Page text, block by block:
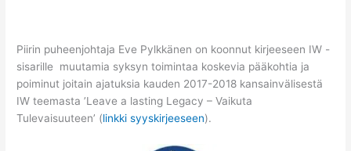
Piirin puheenjohtaja Eve Pylkkänen on koonnut kirjeeseen IW -
sisarille muutamia syksyn toimintaa koskevia pääkohtia ja
poiminut joitain ajatuksia kauden 2017-2018 kansainvälisestä
IW teemasta ’Leave a lasting Legacy – Vaikuta
Tulevaisuuteen’ (linkki syyskirjeeseen).